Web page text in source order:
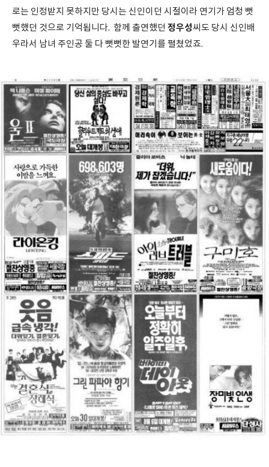
로는 인정받지 못하지만 당시는 신인이던 시절이라 연기가 엄청 뻣
뻣했던 것으로 기억됩니다. 함께 출연했던 정우성씨도 당시 신인배
우라서 남녀 주인공 둘 다 뻣뻣한 발연기를 펼쳤었죠.